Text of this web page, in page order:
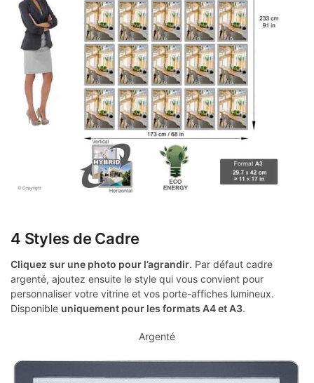
4 Styles de Cadre
Cliquez sur une photo pour l’agrandir. Par défaut cadre
argenté, ajoutez ensuite le style qui vous convient pour
personnaliser votre vitrine et vos porte-affiches lumineux.
Disponible uniquement pour les formats A4 et A3.
Argenté